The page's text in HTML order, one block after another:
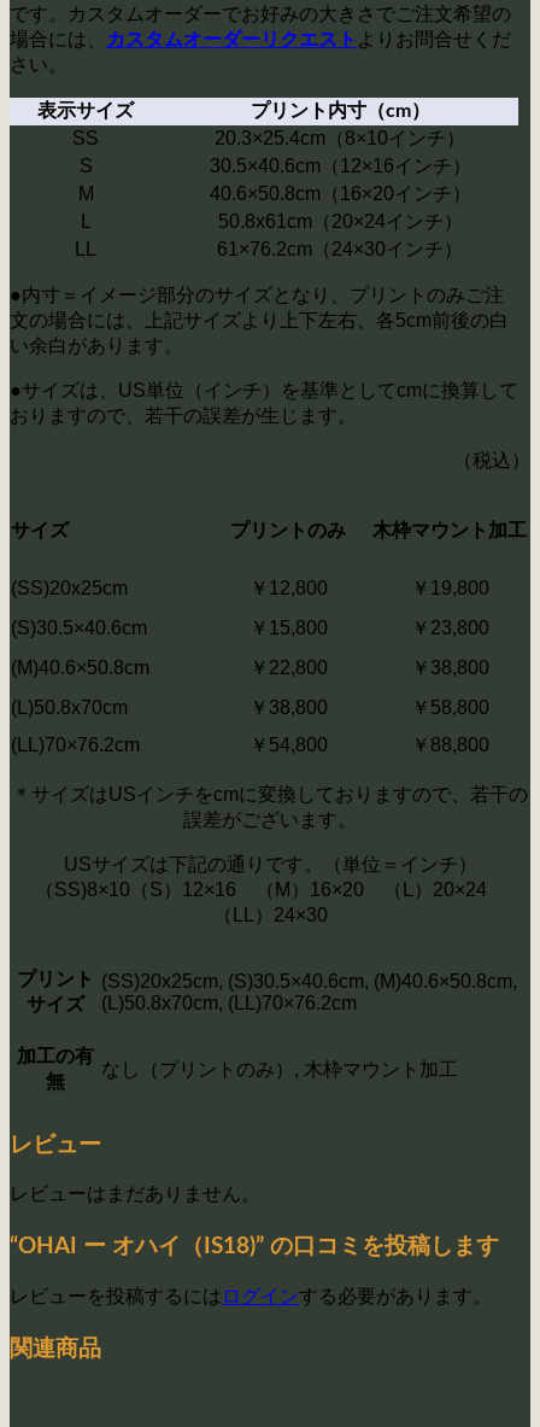
です。カスタムオーダーでお好みの大きさでご注文希望の
場合には、
カスタムオーダーリクエスト よりお問合せくだ
さい。
表示サイズ プリント内寸（cm）
SS
20.3×25.4cm（8×10インチ）
S
30.5×40.6cm（12×16インチ）
M
40.6×50.8cm（16×20インチ）
50.8x61cm（20×24インチ）
61×76.2cm（24×30インチ）
●内寸＝イメージ部分のサイズとなり、プリントのみご注
文の場合には、上記サイズより上下左右、各5cm前後の白
い余白があります。
●サイズは、US単位（インチ）を基準としてcmに換算して
おりますので、若干の誤差が生じます。
（税込）
サイズ プリントのみ 木枠マウント加工
(SS)20x25cm ￥12,800
￥19,800
(S)30.5×40.6cm
￥15,800
￥23,800
(M)40.6×50.8cm
￥22,800
￥38,800
(L)50.8x70cm
￥38,800
￥58,800
(LL)70×76.2cm
￥54,800 ￥88,800
＊サイズはUSインチをcmに変換しておりますので、若干の
誤差がございます。
USサイズは下記の通りです。（単位＝インチ）
（SS)8×10（S）12×16 （M）16×20 （L）20×24
（LL）24×30
プリント
サイズ
(SS)20x25cm, (S)30.5×40.6cm, (M)40.6×50.8cm,
(L)50.8x70cm, (LL)70×76.2cm
加工の有
無
なし（プリントのみ）, 木枠マウント加工
レビュー
レビューはまだありません。
“OHAI ー オハイ（IS18)” の口コミを投稿します
レビューを投稿するには ログインする必要があります。
関連商品